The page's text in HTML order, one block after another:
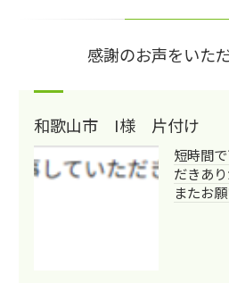
感謝のお声をいた
和歌山市 I様 片付け
短時間
だきあ
またお